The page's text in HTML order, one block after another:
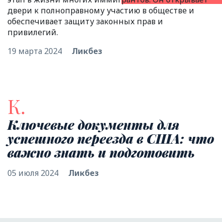
двери к полноправному участию в обществе и
обеспечивает защиту законных прав и
привилегий.
19 марта 2024
Ликбез
К.
Ключевые документы для
успешного переезда в США: что
важно знать и подготовить
05 июля 2024 Ликбез